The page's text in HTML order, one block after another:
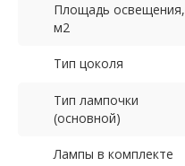
Площадь освещения,
м2
Тип цоколя
Тип лампочки
(основной)
Лампы в комплекте